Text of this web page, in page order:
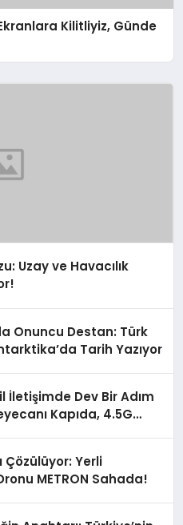
Kilitliyiz, Günde
Uzay ve Havacılık
Onuncu Destan: Türk
Tarih Yazıyor
İletişimde Dev Bir Adım
Kapıda, 4.5G
Çözülüyor: Yerli
METRON Sahada!